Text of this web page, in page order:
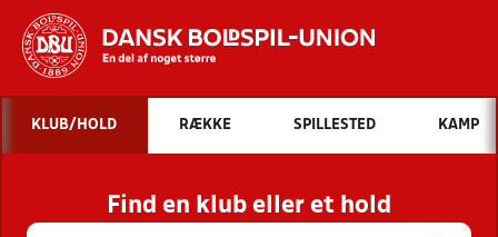
Hvad vil du søge efter?
INDHOLD OG NYHEDER
STILLINGER, RESULTATER, KLUBBER OG
HOLD
KLUB/HOLD RÆKKE SPILLESTED KAMP
Find en klub eller et hold